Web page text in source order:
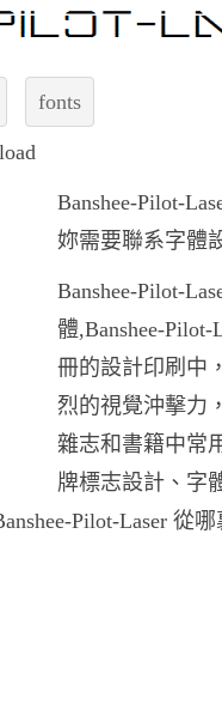
fonts
Banshee-Pilot-
妳需要聯系字體
Banshee-Pilot-
體,Banshee-
冊的設計印刷中
烈的視覺沖擊力
雜志和書籍中常
牌標志設計、字
Pilot-Laser 從